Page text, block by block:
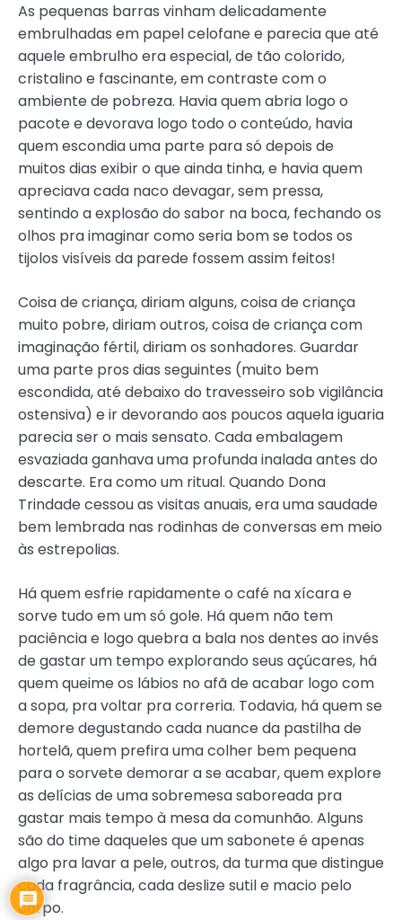
As pequenas barras vinham delicadamente
embrulhadas em papel celofane e parecia que até
aquele embrulho era especial, de tão colorido,
cristalino e fascinante, em contraste com o
ambiente de pobreza. Havia quem abria logo o
pacote e devorava logo todo o conteúdo, havia
quem escondia uma parte para só depois de
muitos dias exibir o que ainda tinha, e havia quem
apreciava cada naco devagar, sem pressa,
sentindo a explosão do sabor na boca, fechando os
olhos pra imaginar como seria bom se todos os
tijolos visíveis da parede fossem assim feitos!
Coisa de criança, diriam alguns, coisa de criança
muito pobre, diriam outros, coisa de criança com
imaginação fértil, diriam os sonhadores. Guardar
uma parte pros dias seguintes (muito bem
escondida, até debaixo do travesseiro sob vigilância
ostensiva) e ir devorando aos poucos aquela iguaria
parecia ser o mais sensato. Cada embalagem
esvaziada ganhava uma profunda inalada antes do
descarte. Era como um ritual. Quando Dona
Trindade cessou as visitas anuais, era uma saudade
bem lembrada nas rodinhas de conversas em meio
às estrepolias.
Há quem esfrie rapidamente o café na xícara e
sorve tudo em um só gole. Há quem não tem
paciência e logo quebra a bala nos dentes ao invés
de gastar um tempo explorando seus açúcares, há
quem queime os lábios no afã de acabar logo com
a sopa, pra voltar pra correria. Todavia, há quem se
demore degustando cada nuance da pastilha de
hortelã, quem prefira uma colher bem pequena
para o sorvete demorar a se acabar, quem explore
as delícias de uma sobremesa saboreada pra
gastar mais tempo à mesa da comunhão. Alguns
são do time daqueles que um sabonete é apenas
algo pra lavar a pele, outros, da turma que distingue
cada fragrância, cada deslize sutil e macio pelo
corpo.